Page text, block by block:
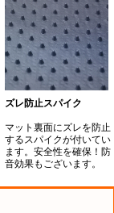
ズレ防止スパイク
マット裏面にズレを防止
するスパイクが付いてい
ます。安全性を確保！防
音効果もございます。